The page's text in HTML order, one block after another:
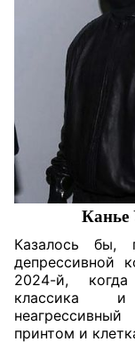
Канье
Казалось бы,
депрессивной
2024-й,
классика и
принтом и